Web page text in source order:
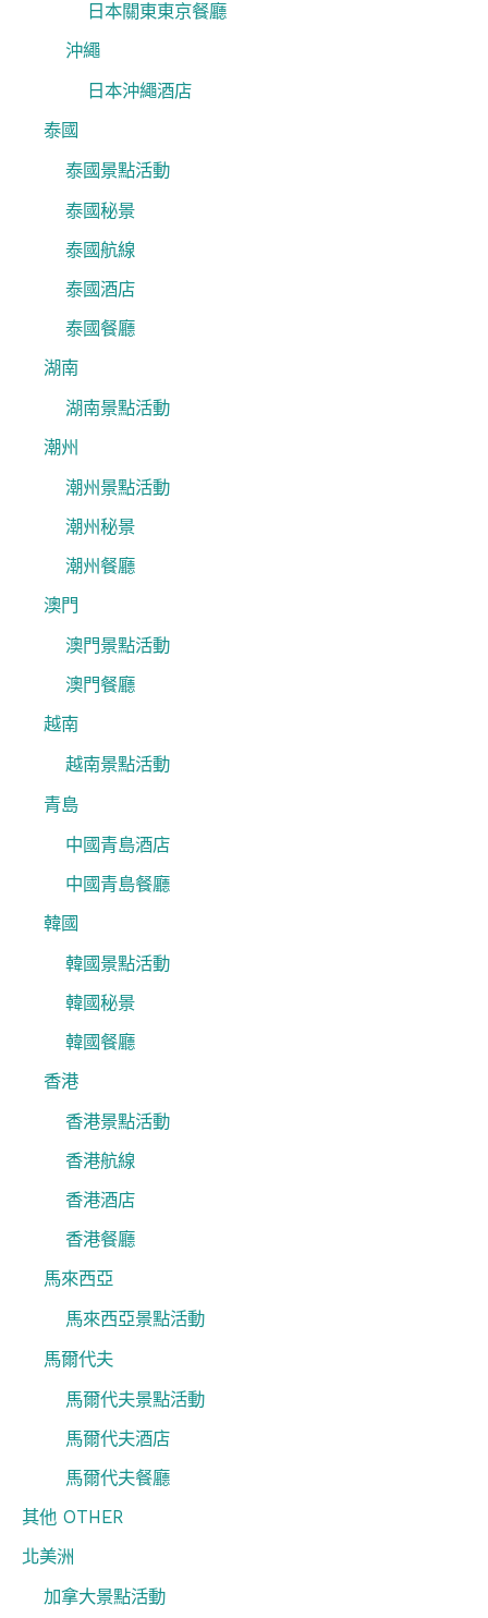
日本關東東京餐廳
沖繩
日本沖繩酒店
泰國
泰國景點活動
泰國秘景
泰國航線
泰國酒店
泰國餐廳
湖南
湖南景點活動
潮州
潮州景點活動
潮州秘景
潮州餐廳
澳門
澳門景點活動
澳門餐廳
越南
越南景點活動
青島
中國青島酒店
中國青島餐廳
韓國
韓國景點活動
韓國秘景
韓國餐廳
香港
香港景點活動
香港航線
香港酒店
香港餐廳
馬來西亞
馬來西亞景點活動
馬爾代夫
馬爾代夫景點活動
馬爾代夫酒店
馬爾代夫餐廳
其他 OTHER
北美洲
加拿大景點活動